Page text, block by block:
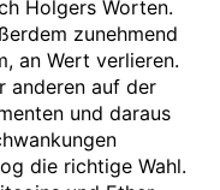
Holgers Worten.
zunehmend
an Wert verlieren.
anderen auf der
und daraus
die richtige Wahl.